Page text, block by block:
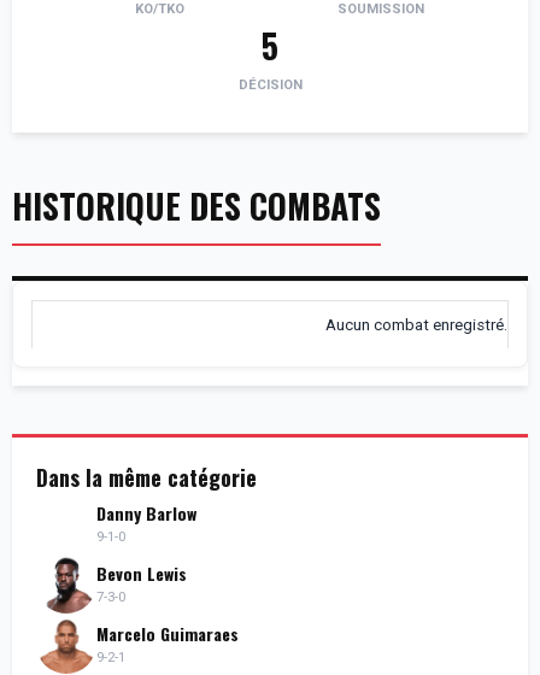
KO/TKO SOUMISSION
5
DÉCISION
HISTORIQUE DES COMBATS
Aucun combat enregistré.
Dans la même catégorie
Danny Barlow
9-1-0
Bevon Lewis
7-3-0
Marcelo Guimaraes
9-2-1